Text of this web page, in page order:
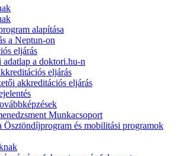
alapítása
a Neptun-on
eljárás
adatlap a doktori.hu-n
eljárás
akkreditációs eljárás
Munkacsoport
Ösztöndíjprogram és mobilitási programok